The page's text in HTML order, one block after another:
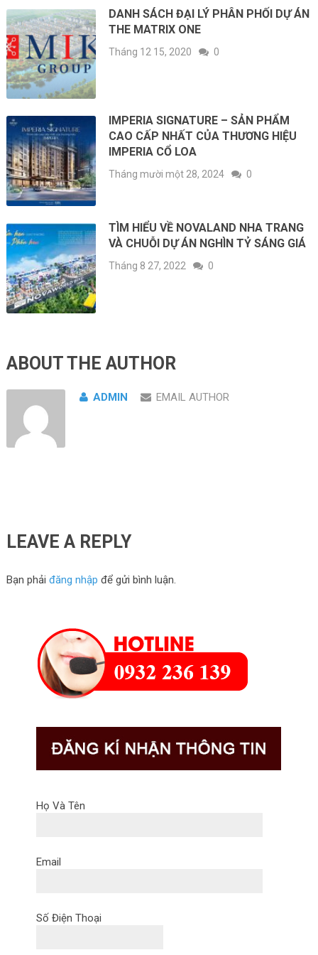
DANH SÁCH ĐẠI LÝ PHÂN PHỐI DỰ ÁN
THE MATRIX ONE
Tháng 12 15, 2020 0
IMPERIA SIGNATURE – SẢN PHẨM
CAO CẤP NHẤT CỦA THƯƠNG HIỆU
IMPERIA CỔ LOA
Tháng mười một 28, 2024 0
TÌM HIỂU VỀ NOVALAND NHA TRANG
VÀ CHUỖI DỰ ÁN NGHÌN TỶ SÁNG GIÁ
Tháng 8 27, 2022 0
ABOUT THE AUTHOR
ADMIN EMAIL AUTHOR
LEAVE A REPLY
Bạn phải đăng nhập để gửi bình luận.
Họ Và Tên
Email
Số Điện Thoại